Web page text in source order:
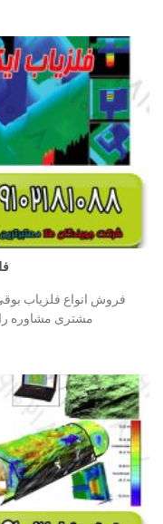
فروش انواع فلزیاب
مشتری مشاوره رایگان